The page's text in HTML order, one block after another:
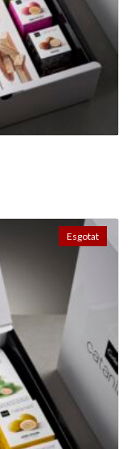
Esgotat